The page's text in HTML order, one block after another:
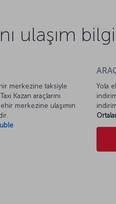
ulaşım
merkezine taksiyle
Kazan araçlarını
merkezine ulaşımın
Yola